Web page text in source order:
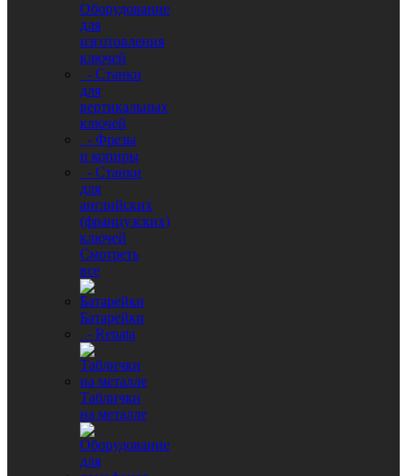
Оборудование
для
изготовления
ключей
- Станки
для
вертикальных
ключей
- Фрезы
и копиры
- Станки
для
английских
(французских)
ключей
Смотреть
все
Батарейки
- Renata
Таблички
на металле